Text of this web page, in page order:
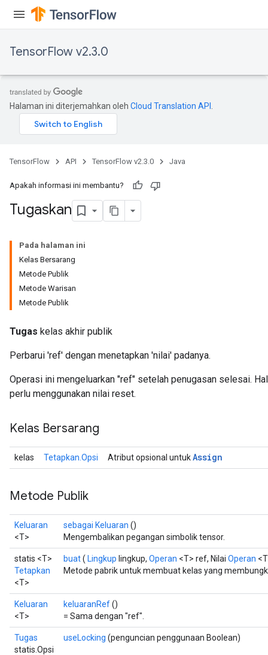
TensorFlow v2.3.0
Halaman ini diterjemahkan oleh Cloud Translation API
TensorFlow API TensorFlow v2.3.0 Java
Apakah informasi ini membantu?
Tugaskan
Pada halaman ini
Kelas Bersarang
Metode Publik
Metode Warisan
Metode Publik
Tugas kelas akhir publik
Perbarui 'ref' dengan menetapkan 'nilai' padanya.
Operasi ini mengeluarkan "ref" setelah penugasan selesai.
perlu menggunakan nilai reset.
Kelas Bersarang
kelas Tetapkan.Opsi Atribut opsional untukAssign
Metode Publik
Keluaran
<T>
sebagai Keluaran ()
Mengembalikan pegangan simbolik tensor.
statis <T>
Tetapkan
<T>
buat( Lingkup lingkup, Operan <T> ref, Nilai Operan
Metode pabrik untuk membuat kelas yang
Keluaran
<T>
keluaranRef()
= Sama dengan "ref".
Tugas
statis.Opsi
useLocking (penguncian penggunaan Boolean)